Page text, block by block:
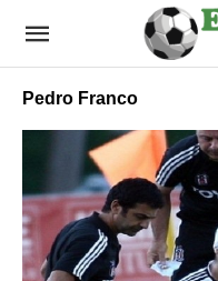
Pedro Franco